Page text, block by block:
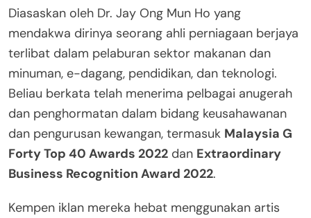
Diasaskan oleh Dr. Jay Ong Mun Ho yang
mendakwa dirinya seorang ahli perniagaan berjaya
terlibat dalam pelaburan sektor makanan dan
minuman, e-dagang, pendidikan, dan teknologi.
Beliau berkata telah menerima pelbagai anugerah
dan penghormatan dalam bidang keusahawanan
dan pengurusan kewangan, termasuk Malaysia G
Forty Top 40 Awards 2022 dan Extraordinary
Business Recognition Award 2022.
Kempen iklan mereka hebat menggunakan artis